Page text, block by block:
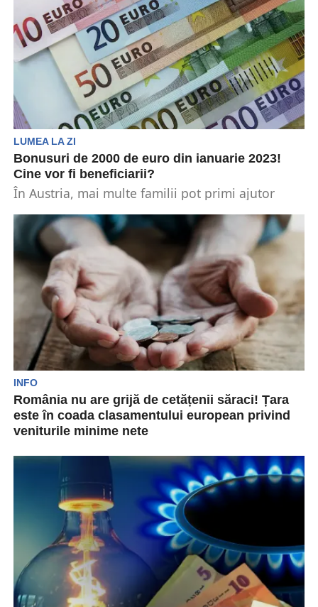
LUMEA LA ZI
Bonusuri de 2000 de euro din ianuarie 2023!
Cine vor fi beneficiarii?
În Austria, mai multe familii pot primi ajutor
2023....
INFO
România nu are grijă de cetățenii săraci! Țara
este în coada clasamentului european privind
veniturile minime nete
scoate în evidență condiția precară în care se